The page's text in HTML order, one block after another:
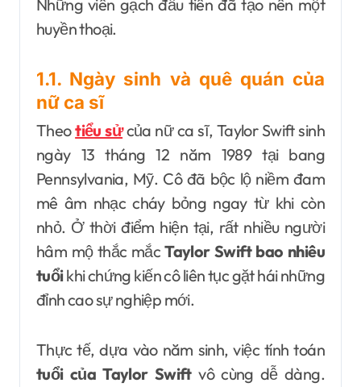
Những viên gạch đầu tiên đã tạo nên một
huyền thoại.
1.1. Ngày sinh và quê quán của
nữ ca sĩ
Theotiểu sửcủa nữ ca sĩ, Taylor Swift sinh
ngày 13 tháng 12 năm 1989 tại bang
Pennsylvania, Mỹ. Cô đã bộc lộ niềm đam
mê âm nhạc cháy bỏng ngay từ khi còn
nhỏ. Ở thời điểm hiện tại, rất nhiều người
hâm mộ thắc mắcTaylor Swift bao nhiêu
tuổikhi chứng kiến cô liên tục gặt hái những
đỉnh cao sự nghiệp mới.
Thực tế, dựa vào năm sinh, việc tính toán
tuổi của Taylor Swiftvô cùng dễ dàng.